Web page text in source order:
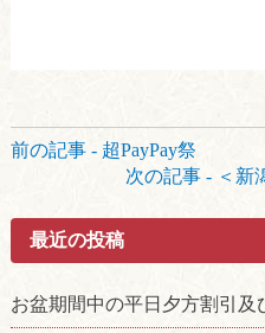
前
後
記
へ
の
リ
前の記事 - 超PayPay祭
次の記事 - ＜新
最近の投稿
お盆期間中の平日夕方割引及